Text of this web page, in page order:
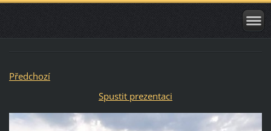
Předchozí
Spustit prezentaci